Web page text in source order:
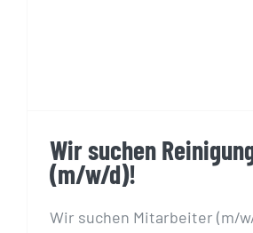
Wir suchen
(m/w/d)!
Wir suchen Mitarbeiter (m/